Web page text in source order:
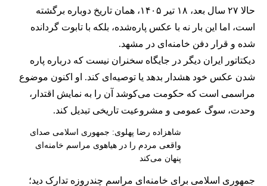
حالا ۲۷ سال بعد، ۱۸ تیر ۱۴۰۵، همان تاریخ دوباره برگشته
است، اما این بار نه با عکس پاره‌شده، بلکه با تابوت گردانده
شده و قرار دفن خامنه‌ای در مشهد.
دیکتاتور ایران دیگر در جایگاه سخنران نیست که درباره پاره
شدن عکس خود هشدار بدهد یا توصیه‌ای کند. او اکنون موضوع
مراسمی است که حکومت می‌کوشد آن را به نمایش اقتدار،
وحدت، سوگ عمومی و مشروعیت تاریخی تبدیل کند.
شاهزاده رضا پهلوی: جمهوری اسلامی صدای
واقعی مردم را در هیاهوی مراسم خامنه‌ای
پنهان می‌کند
جمهوری اسلامی برای خامنه‌ای مراسم چندروزه تدارک دید؛